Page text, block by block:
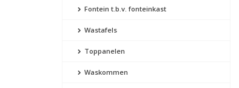
Fontein t.b.v. fonteinkast
Wastafels
Toppanelen
Waskommen